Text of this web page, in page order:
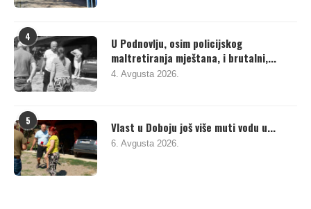
4
U Podnovlju, osim policijskog
maltretiranja mještana, i brutalni,...
4. Avgusta 2026.
5 Vlast u Doboju još više muti vodu u...
6. Avgusta 2026.